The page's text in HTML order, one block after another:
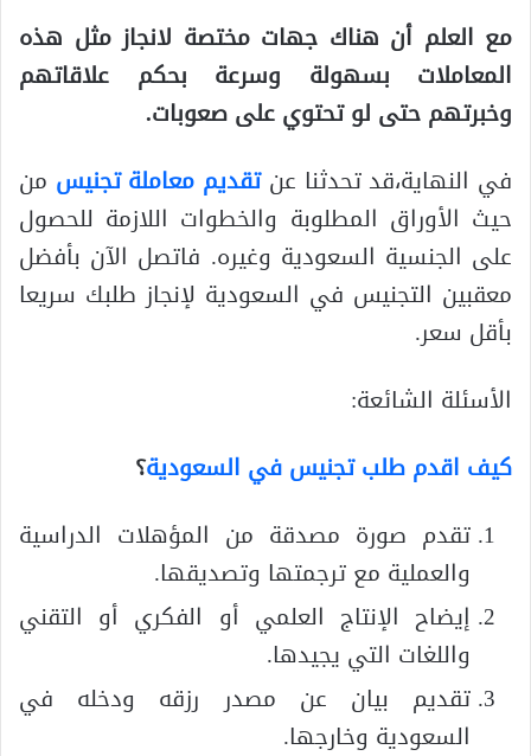
مع العلم أن هناك جهات مختصة لانجاز مثل هذه
المعاملات بسهولة وسرعة بحكم علاقاتهم
وخبرتهم حتى لو تحتوي على صعوبات.
في النهاية،قد تحدثنا عن تقديم معاملة تجنيس من
حيث الأوراق المطلوبة والخطوات اللازمة للحصول
على الجنسية السعودية وغيره. فاتصل الآن بأفضل
معقبين التجنيس في السعودية لإنجاز طلبك سريعا
بأقل سعر.
الأسئلة الشائعة:
كيف اقدم طلب تجنيس في السعودية؟
تقدم صورة مصدقة من المؤهلات الدراسية
والعملية مع ترجمتها وتصديقها.
إيضاح الإنتاج العلمي أو الفكري أو التقني
واللغات التي يجيدها.
تقديم بيان عن مصدر رزقه ودخله في
السعودية وخارجها.